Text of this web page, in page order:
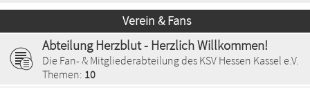
Verein & Fans
Abteilung Herzblut - Herzlich Willkommen!
Die Fan- & Mitgliederabteilung des KSV Hessen Kassel e.V.
Themen: 10